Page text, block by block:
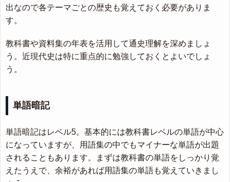
出なので各テーマごとの歴史も覚えておく必要がありま
す。
教科書や資料集の年表を活用して通史理解を深めましょ
う。近現代史は特に重点的に勉強しておくとよいでしょ
う。
単語暗記
単語暗記はレベル5。基本的には教科書レベルの単語が中心
になっていますが、用語集の中でもマイナーな単語が出題
されることもあります。まずは教科書の単語をしっかり覚
えたうえで、余裕があれば用語集の単語も覚えていきまし